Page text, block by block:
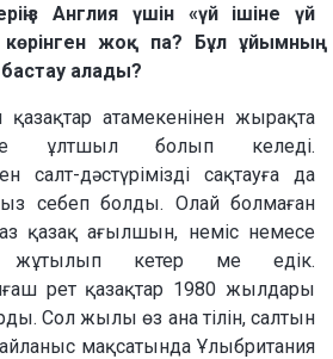
Англия үшін «үй ішіне үй
жоқ па? Бұл ұйымның
алады?
атамекенінен жырақта
ұлтшыл болып келеді.
дәстүрімізді сақтауға да
себеп болды. Олай болмаған
қазақ ағылшын, неміс немесе
жұтылып кетер ме едік.
рет қазақтар 1980 жылдары
Сол жылы өз ана тілін, салтын
мақсатында Ұлыбритания